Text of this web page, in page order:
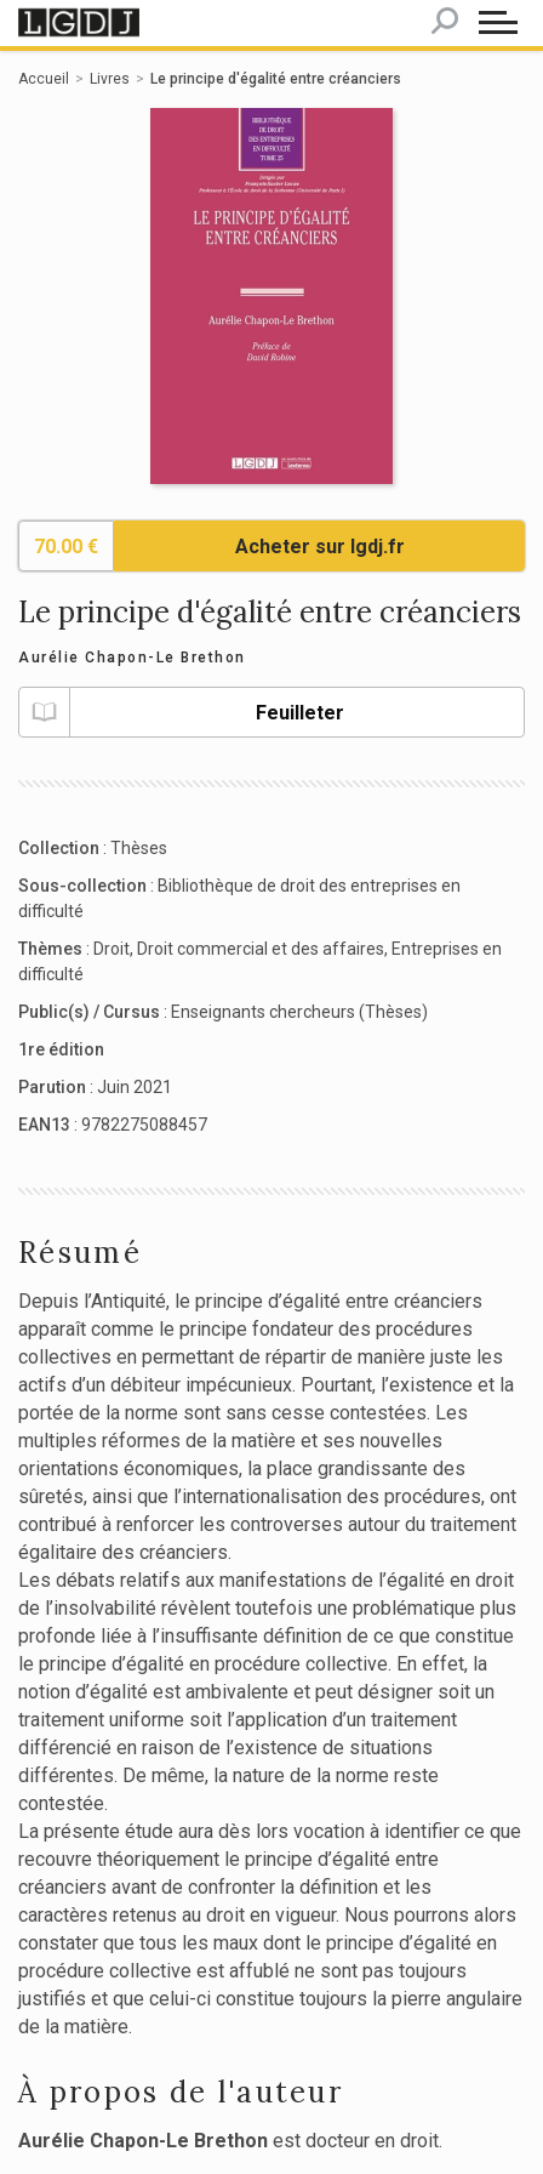
Accueil Livres Le principe d'égalité entre créanciers
70.00 € Acheter sur lgdj.fr
Le principe d'égalité entre créanciers
Aurélie Chapon-Le Brethon
Feuilleter
Collection : Thèses
Sous-collection : Bibliothèque de droit des entreprises en
difficulté
Thèmes : Droit, Droit commercial et des affaires, Entreprises en
difficulté
Public(s) / Cursus : Enseignants chercheurs (Thèses)
1re édition
Parution : Juin 2021
EAN13 : 9782275088457
Résumé
Depuis l’Antiquité, le principe d’égalité entre créanciers
apparaît comme le principe fondateur des procédures
collectives en permettant de répartir de manière juste les
actifs d’un débiteur impécunieux. Pourtant, l’existence et la
portée de la norme sont sans cesse contestées. Les
multiples réformes de la matière et ses nouvelles
orientations économiques, la place grandissante des
sûretés, ainsi que l’internationalisation des procédures, ont
contribué à renforcer les controverses autour du traitement
égalitaire des créanciers.
Les débats relatifs aux manifestations de l’égalité en droit
de l’insolvabilité révèlent toutefois une problématique plus
profonde liée à l’insuffisante définition de ce que constitue
le principe d’égalité en procédure collective. En effet, la
notion d’égalité est ambivalente et peut désigner soit un
traitement uniforme soit l’application d’un traitement
différencié en raison de l’existence de situations
différentes. De même, la nature de la norme reste
contestée.
La présente étude aura dès lors vocation à identifier ce que
recouvre théoriquement le principe d’égalité entre
créanciers avant de confronter la définition et les
caractères retenus au droit en vigueur. Nous pourrons alors
constater que tous les maux dont le principe d’égalité en
procédure collective est affublé ne sont pas toujours
justifiés et que celui-ci constitue toujours la pierre angulaire
de la matière.
À propos de l'auteur
Aurélie Chapon-Le Brethon est docteur en droit.
Panneau de gestion des cookies